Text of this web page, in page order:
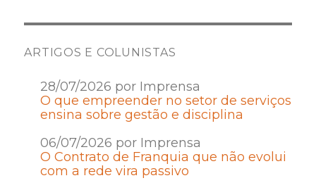
ARTIGOS E COLUNISTAS
28/07/2026 por Imprensa
O que empreender no setor de serviços
ensina sobre gestão e disciplina
06/07/2026 por Imprensa
O Contrato de Franquia que não evolui
com a rede vira passivo